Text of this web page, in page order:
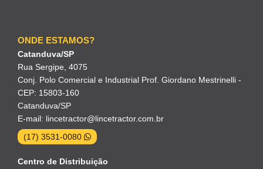
ONDE ESTAMOS?
Catanduva/SP
Rua Sergipe, 4075
Conj. Polo Comercial e Industrial Prof. Giordano Mestrinelli -
CEP: 15803-160
Catanduva/SP
E-mail: lincetractor@lincetractor.com.br
(17) 3531-0080
Centro de Distribuição